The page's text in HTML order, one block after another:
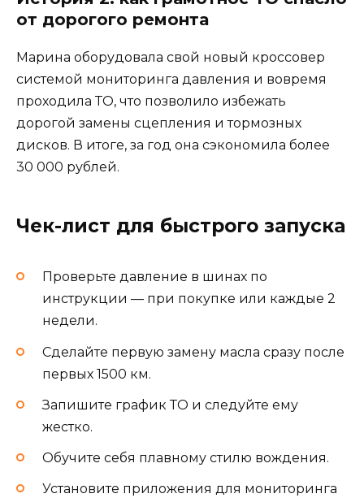
от дорогого ремонта
Марина оборудовала свой новый кроссовер
системой мониторинга давления и вовремя
проходила ТО, что позволило избежать
дорогой замены сцепления и тормозных
дисков. В итоге, за год она сэкономила более
30 000 рублей.
Чек-лист для быстрого запуска
Проверьте давление в шинах по
инструкции — при покупке или каждые 2
недели.
Сделайте первую замену масла сразу после
первых 1500 км.
Запишите график ТО и следуйте ему
жестко.
Обучите себя плавному стилю вождения.
Установите приложения для мониторинга